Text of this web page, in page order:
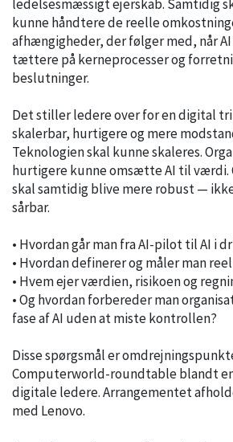
ledelsesmæssigt ejerskab. Samtidig
kunne håndtere de reelle
afhængigheder, der følger med, når
tættere på kerneprocesser og
beslutninger.
Det stiller ledere over for en digital
skalerbar, hurtigere og mere
Teknologien skal kunne skaleres.
hurtigere kunne omsætte AI til værdi.
skal samtidig blive mere robust —
sårbar.
• Hvordan går man fra AI-pilot til AI i
• Hvordan definerer og måler man
• Hvem ejer værdien, risikoen og
• Og hvordan forbereder man
fase af AI uden at miste kontrollen?
Disse spørgsmål er
Computerworld-roundtable blandt
digitale ledere. Arrangementet
med Lenovo.